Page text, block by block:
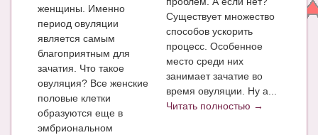
МОДА И КРАСОТА
КОНКУРСЫ
СООБЩЕСТВА
БЛОГИ
БЕРЕМЕННОСТЬ
женщины. Именно
период овуляции
является самым
благоприятным для
зачатия. Что такое
овуляция? Все женские
половые клетки
образуются еще в
эмбриональном
Существует множество
способов ускорить
процесс. Особенное
место среди них
занимает зачатие во
время овуляции. Ну а...
Читать полностью →